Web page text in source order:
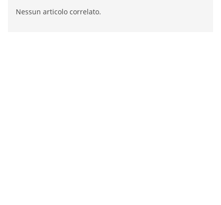
Nessun articolo correlato.